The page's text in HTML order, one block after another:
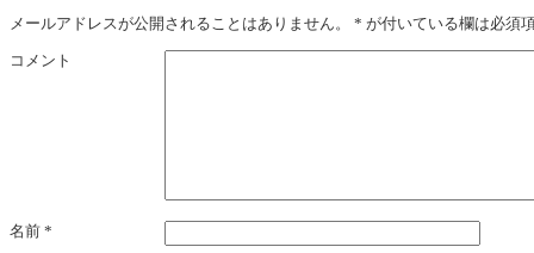
メールアドレスが公開されることはありません。 * が付いている欄は必須
コメント
名前 *